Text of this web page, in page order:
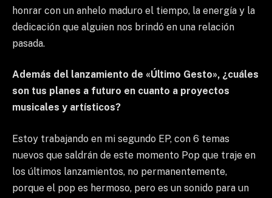
honrar con un anhelo maduro el tiempo, la energía y la
dedicación que alguien nos brindó en una relación
pasada.
Además del lanzamiento de «Último Gesto», ¿cuáles
son tus planes a futuro en cuanto a proyectos
musicales y artísticos?
Estoy trabajando en mi segundo EP, con 6 temas
nuevos que saldrán de este momento Pop que traje en
los últimos lanzamientos, no permanentemente,
porque el pop es hermoso, pero es un sonido para un